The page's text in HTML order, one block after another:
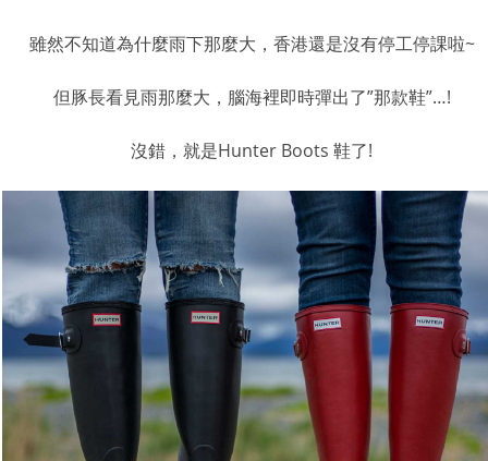
雖然不知道為什麼雨下那麼大，香港還是沒有停工停課啦~
但豚長看見雨那麼大，腦海裡即時彈出了”那款鞋”…!
沒錯，就是Hunter Boots 鞋了!